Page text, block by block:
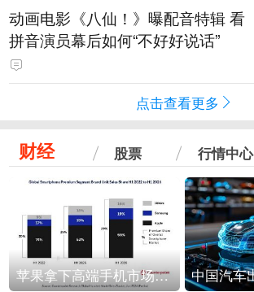
动画电影《八仙！》曝配音特辑 看
拼音演员幕后如何“不好好说话”
点击查看更多
财经 股票 行情中心
苹果拿下高端手机市场65%的份额：iPhone 17系列功不可没